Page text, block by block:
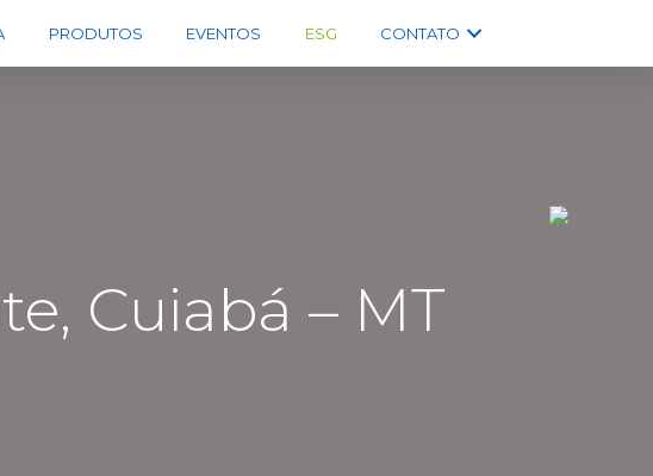
PRODUTOS EVENTOS ESG CONTATO
Cuiabá – MT